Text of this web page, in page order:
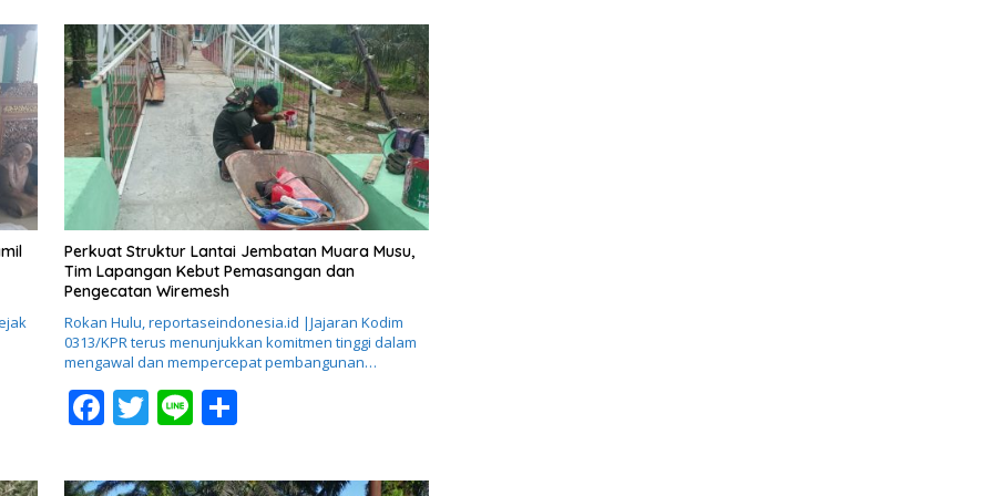
Perkuat Struktur Lantai Jembatan Muara Musu,
Tim Lapangan Kebut Pemasangan dan
Pengecatan Wiremesh
Rokan Hulu, reportaseindonesia.id |Jajaran Kodim
0313/KPR terus menunjukkan komitmen tinggi dalam
mengawal dan mempercepat pembangunan…
F
e
T
itt
Li
e
S
ar